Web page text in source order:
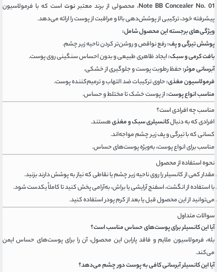
Note BB Concealer No. 01، محصولی از برند معتبرنوت است که با فرمولاسیون
پیشرفته خود، ترکیبی از پوشش‌دهی بالا و مراقبت از پوست را ارائه می‌دهد.
ویژگی‌های برجسته این محصول شامل:
پوشش تیرگی و پف:رفع نواقص و روشن‌تر کردن ناحیه زیر چشم.
بافت کرمی و سبک:ایجاد ظاهری طبیعی و بدون احساس سنگینی روی پوست.
آبرسانی موثر:حفظ رطوبت پوست و جلوگیری از خشکی.
فرمولاسیون مغذی:حاوی ترکیبات ضد التهاب و ترمیم‌کننده پوست.
مناسب انواع پوست:از پوست خشک تا مختلط و حساس.
مناسب چه افرادی است؟
افرادی که به دنبالکانسیلری سبک و مغذیهستند.
کسانی که با تیرگی و پف زیر چشم مواجه‌اند.
مناسب برای انواع پوست، به‌ویژه پوست‌های حساس.
نحوه استفاده از محصول
مقدار کمی از کانسیلر را روی ناحیه زیر چشم یا نقاطی که نیاز به پوشش دارند بزنید.
با استفاده از انگشت، اسفنج آرایشی یا براش، به‌آرامی پخش کنید تا کاملاً یکدست شود.
می‌توانید از این محصول قبل یا بعد از کرم پودر استفاده کنید.
سوالات متداول
آیا این کانسیلر برای پوست‌های حساس مناسب است؟
بله، فرمولاسیون ملایم و فاقد پارابن این محصول، آن را برای پوست‌های حساس ایمن
می‌کند.
آیا این کانسیلر آبرسانی کافی به پوست دور چشم می‌دهد؟